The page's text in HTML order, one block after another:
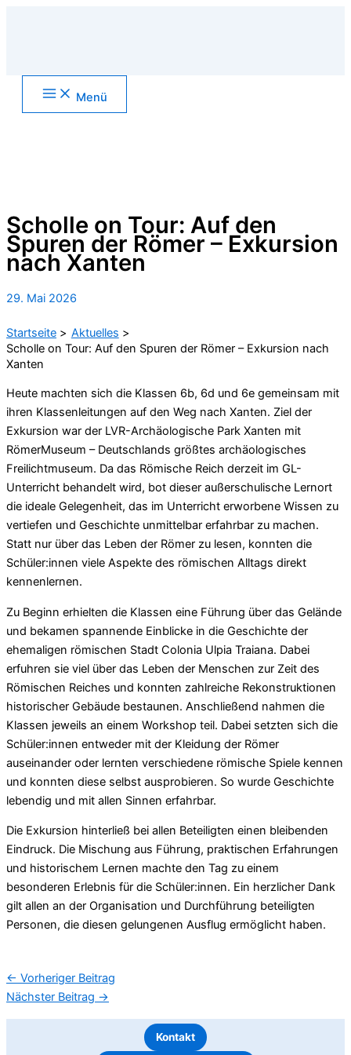
Main
Menu Menü
Scholle on Tour: Auf den
Spuren der Römer – Exkursion
nach Xanten
29. Mai 2026
Startseite
Aktuelles
Scholle on Tour: Auf den Spuren der Römer – Exkursion nach
Xanten
Heute machten sich die Klassen 6b, 6d und 6e gemeinsam mit
ihren Klassenleitungen auf den Weg nach Xanten. Ziel der
Exkursion war der LVR-Archäologische Park Xanten mit
RömerMuseum – Deutschlands größtes archäologisches
Freilichtmuseum. Da das Römische Reich derzeit im GL-
Unterricht behandelt wird, bot dieser außerschulische Lernort
die ideale Gelegenheit, das im Unterricht erworbene Wissen zu
vertiefen und Geschichte unmittelbar erfahrbar zu machen.
Statt nur über das Leben der Römer zu lesen, konnten die
Schüler:innen viele Aspekte des römischen Alltags direkt
kennenlernen.
Zu Beginn erhielten die Klassen eine Führung über das Gelände
und bekamen spannende Einblicke in die Geschichte der
ehemaligen römischen Stadt Colonia Ulpia Traiana. Dabei
erfuhren sie viel über das Leben der Menschen zur Zeit des
Römischen Reiches und konnten zahlreiche Rekonstruktionen
historischer Gebäude bestaunen. Anschließend nahmen die
Klassen jeweils an einem Workshop teil. Dabei setzten sich die
Schüler:innen entweder mit der Kleidung der Römer
auseinander oder lernten verschiedene römische Spiele kennen
und konnten diese selbst ausprobieren. So wurde Geschichte
lebendig und mit allen Sinnen erfahrbar.
Die Exkursion hinterließ bei allen Beteiligten einen bleibenden
Eindruck. Die Mischung aus Führung, praktischen Erfahrungen
und historischem Lernen machte den Tag zu einem
besonderen Erlebnis für die Schüler:innen. Ein herzlicher Dank
gilt allen an der Organisation und Durchführung beteiligten
Personen, die diesen gelungenen Ausflug ermöglicht haben.
← Vorheriger Beitrag
Nächster Beitrag →
Kontakt